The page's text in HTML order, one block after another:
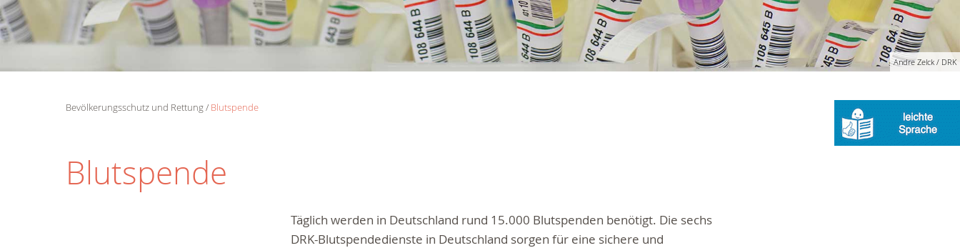
Andre Zelck / DRK
Bevölkerungsschutz und Rettung Blutspende
Blutspende
Täglich werden in Deutschland rund 15.000 Blutspenden benötigt. Die sechs
DRK-Blutspendedienste in Deutschland sorgen für eine sichere und